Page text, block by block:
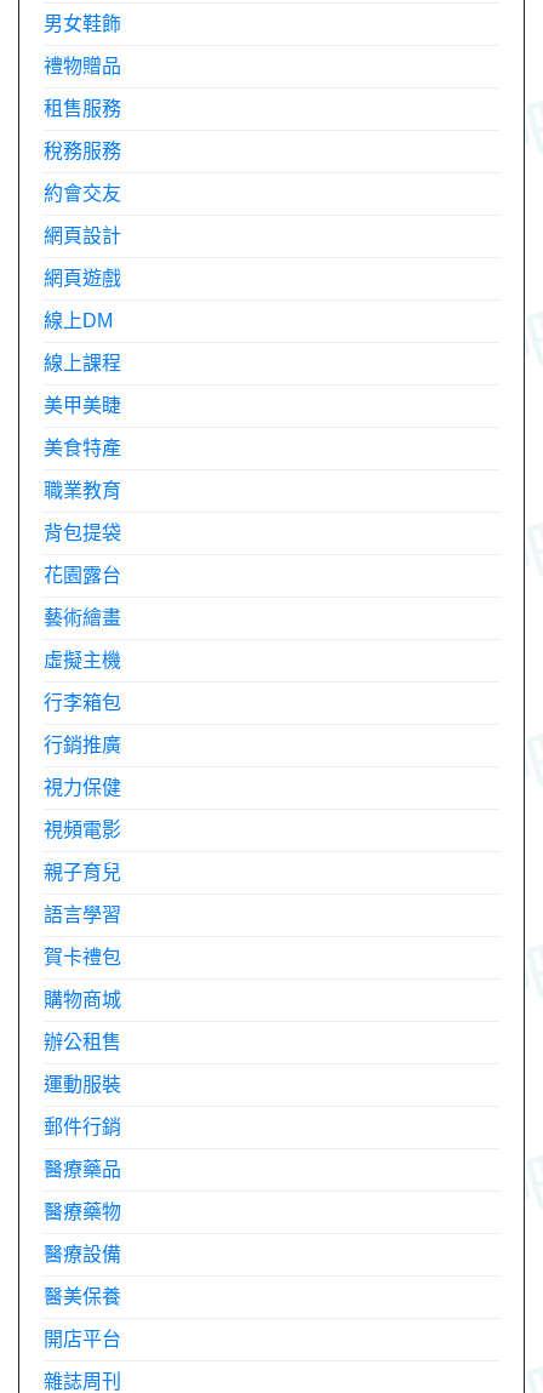
男女鞋飾
禮物贈品
租售服務
稅務服務
約會交友
網頁設計
網頁遊戲
線上DM
線上課程
美甲美睫
美食特產
職業教育
背包提袋
花園露台
藝術繪畫
虛擬主機
行李箱包
行銷推廣
視力保健
視頻電影
親子育兒
語言學習
賀卡禮包
購物商城
辦公租售
運動服裝
郵件行銷
醫療藥品
醫療藥物
醫療設備
醫美保養
開店平台
雜誌周刊